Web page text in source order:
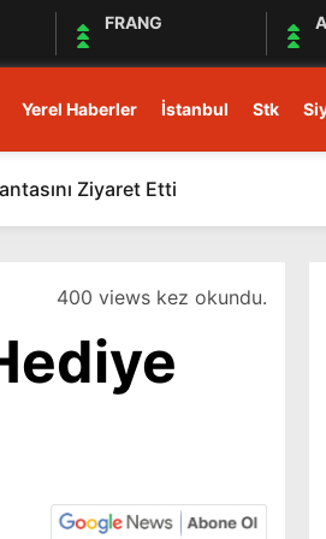
FRANG
Yerel Haberler İstanbul Stk
Ziyaret Etti
400 views kez okundu.